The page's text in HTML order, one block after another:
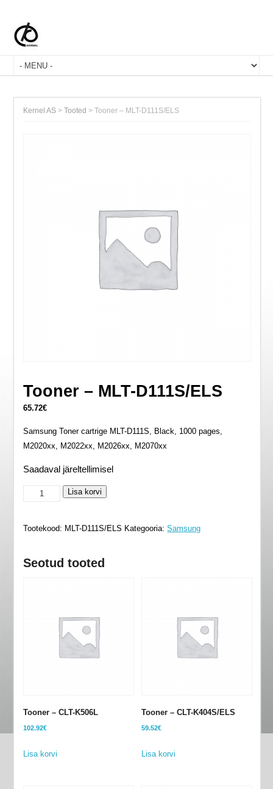
Kernel AS >Tooted >Tooner – MLT-​D111S/​ELS
Tooner – MLT-​D111S/​ELS
65.72€
Samsung Toner cartrige MLT-​D111S, Black, 1000 pages,
M2020xx, M2022xx, M2026xx, M2070xx
Saadaval järeltellimisel
Tooner
kogus
Lisa korvi
Tootekood: MLT-​D111S/​ELS Kategooria:Samsung
Seotud tooted
Tooner – CLT-K506L
102.92€
Lisa korvi
Tooner – CLT-​K404S/​ELS
59.52€
Lisa korvi